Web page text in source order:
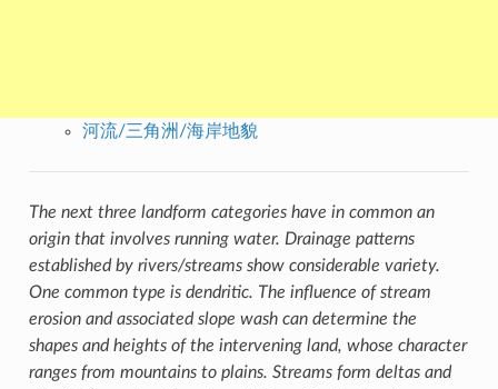
河流/三角洲/海岸地貌
The next three landform categories have in common an
origin that involves running water. Drainage patterns
established by rivers/streams show considerable variety.
One common type is dendritic. The influence of stream
erosion and associated slope wash can determine the
shapes and heights of the intervening land, whose character
ranges from mountains to plains. Streams form deltas and